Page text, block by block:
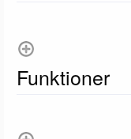
Funktioner